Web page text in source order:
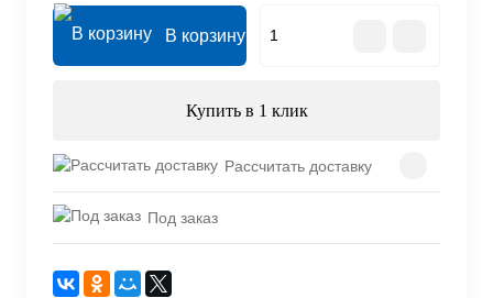
В корзину
Купить в 1 клик
Рассчитать доставку
Под заказ